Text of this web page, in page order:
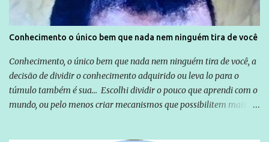
Conhecimento o único bem que nada nem ninguém tira de você
Conhecimento, o único bem que nada nem ninguém tira de você, a
decisão de dividir o conhecimento adquirido ou leva lo para o
túmulo também é sua... Escolhi dividir o pouco que aprendi com o
mundo, ou pelo menos criar mecanismos que possibilitem mais e